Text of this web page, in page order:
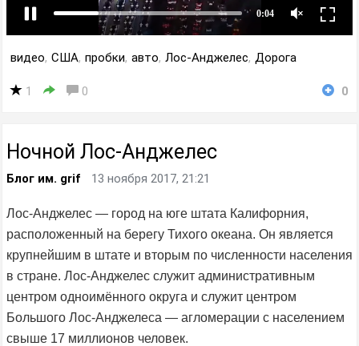
видео, США, пробки, авто, Лос-Анджелес, Дорога
1 0 0
Ночной Лос-Анджелес
Блог им. grif 13 ноября 2017, 21:21
Лос-Анджелес — город на юге штата Калифорния,
расположенный на берегу Тихого океана. Он является
крупнейшим в штате и вторым по численности населения
в стране. Лос-Анджелес служит административным
центром одноимённого округа и служит центром
Большого Лос-Анджелеса — агломерации с населением
свыше 17 миллионов человек.